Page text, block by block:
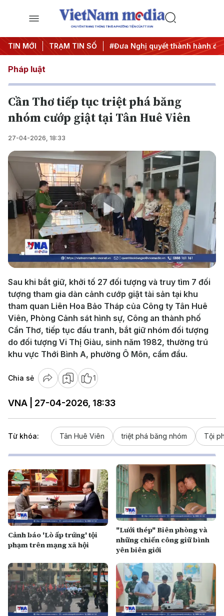
CHUYÊN TRANG THÔNG TIN ĐA PHƯƠNG TIỆN CỦA TTXVN
TIN MỚI TRẠM TIN SỐ
ương 3 #APEC 2027 #Đưa Nghị quyết thành hành động
Pháp luật
Cần Thơ tiếp tục triệt phá băng
nhóm cướp giật tại Tân Huê Viên
27-04-2026, 18:33
Play
Video
Sau khi bắt giữ, khởi tố 27 đối tượng và truy tìm 7 đối
tượng tham gia dàn cảnh cướp giật tài sản tại khu
tham quan Liên Hoa Bảo Tháp của Công ty Tân Huê
Viên, Phòng Cảnh sát hình sự, Công an thành phố
Cần Thơ, tiếp tục đấu tranh, bắt giữ nhóm đối tượng
do đối tượng Vi Thị Giàu, sinh năm 1982, thường trú
khu vực Thới Bình A, phường Ô Môn, cầm đầu.
Chia sẻ 1
VNA | 27-04-2026, 18:33
Từ khóa: Tân Huê Viên triệt phá băng nhóm Tội
Cảnh báo 'Lò ấp trứng' tội
phạm trên mạng xã hội
"Lưới thép" Biên phòng và
những chiến công giữ bình
yên biên giới